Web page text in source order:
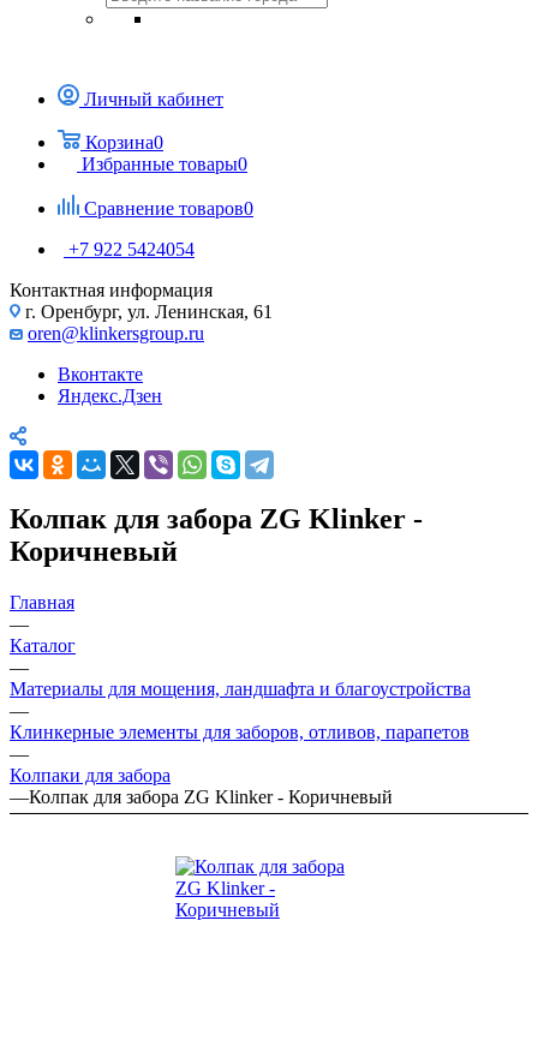
Личный кабинет
Корзина0
Избранные товары0
Сравнение товаров0
+7 922 5424054
Контактная информация
г. Оренбург, ул. Ленинская, 61
oren@klinkersgroup.ru
Вконтакте
Яндекс.Дзен
Колпак для забора ZG Klinker -
Коричневый
Главная
—
Каталог
—
Материалы для мощения, ландшафта и благоустройства
—
Клинкерные элементы для заборов, отливов, парапетов
—
Колпаки для забора
—Колпак для забора ZG Klinker - Коричневый